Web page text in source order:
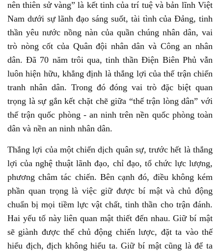
nên thiên sử vàng” là kết tinh của trí tuệ và bản lĩnh Việt
Nam dưới sự lãnh đạo sáng suốt, tài tình của Đảng, tinh
thần yêu nước nồng nàn của quần chúng nhân dân, vai
trò nòng cốt của Quân đội nhân dân và Công an nhân
dân. Đã 70 năm trôi qua, tinh thần Điện Biên Phủ vẫn
luôn hiện hữu, khẳng định là thắng lợi của thế trận chiến
tranh nhân dân. Trong đó đóng vai trò đặc biệt quan
trọng là sự gắn kết chặt chẽ giữa “thế trận lòng dân” với
thế trận quốc phòng - an ninh trên nền quốc phòng toàn
dân và nền an ninh nhân dân.
Thắng lợi của một chiến dịch quân sự, trước hết là thắng
lợi của nghệ thuật lãnh đạo, chỉ đạo, tổ chức lực lượng,
phương châm tác chiến. Bên cạnh đó, điều không kém
phần quan trọng là việc giữ được bí mật và chủ động
chuẩn bị mọi tiềm lực vật chất, tinh thần cho trận đánh.
Hai yếu tố này liên quan mật thiết đến nhau. Giữ bí mật
sẽ giành được thế chủ động chiến lược, đặt ta vào thế
hiểu địch, địch không hiểu ta. Giữ bí mật cũng là để ta